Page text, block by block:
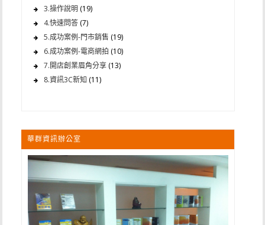
3.操作說明(19)
4.快速問答(7)
5.成功案例-門市銷售 (19)
6.成功案例-電商網拍 (10)
7.開店創業眉角分享(13)
8.資訊3C新知 (11)
華群資訊辦公室